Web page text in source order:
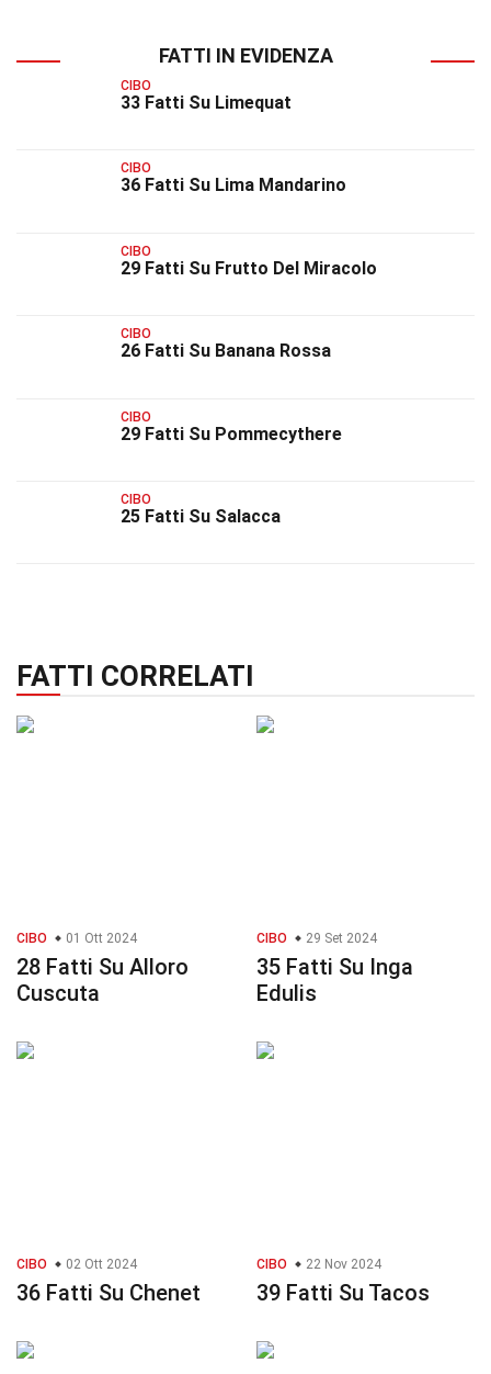
FATTI IN EVIDENZA
CIBO
33 Fatti Su Limequat
CIBO
36 Fatti Su Lima Mandarino
CIBO
29 Fatti Su Frutto Del Miracolo
CIBO
26 Fatti Su Banana Rossa
CIBO
29 Fatti Su Pommecythere
CIBO
25 Fatti Su Salacca
FATTI CORRELATI
CIBO 01 Ott 2024
28 Fatti Su Alloro
Cuscuta
CIBO 29 Set 2024
35 Fatti Su Inga
Edulis
CIBO 02 Ott 2024
36 Fatti Su Chenet
CIBO 22 Nov 2024
39 Fatti Su Tacos